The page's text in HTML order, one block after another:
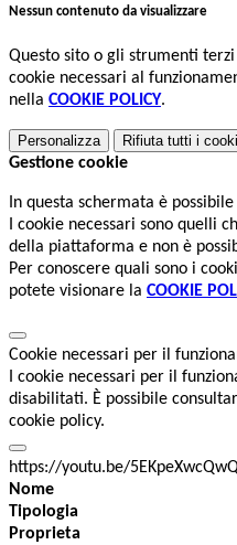
Nessun contenuto da visualizzare
Questo sito o gli strumenti
cookie necessari al
nella COOKIE POLICY.
Personalizza Rifiuta tutti i
Gestione cookie
In questa schermata è
I cookie necessari sono quelli
della piattaforma e non è
Per conoscere quali sono i
potete visionare la COOKIE
Cookie necessari per il
I cookie necessari per il
disabilitati. È possibile
cookie policy.
https://youtu.be/
Nome
Tipologia
Proprieta